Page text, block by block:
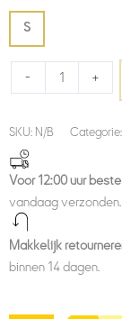
S
- +
SKU: N/B Categorie:
Voor 12:00 uur
vandaag verzonden.
Makkelijk
binnen 14 dagen.